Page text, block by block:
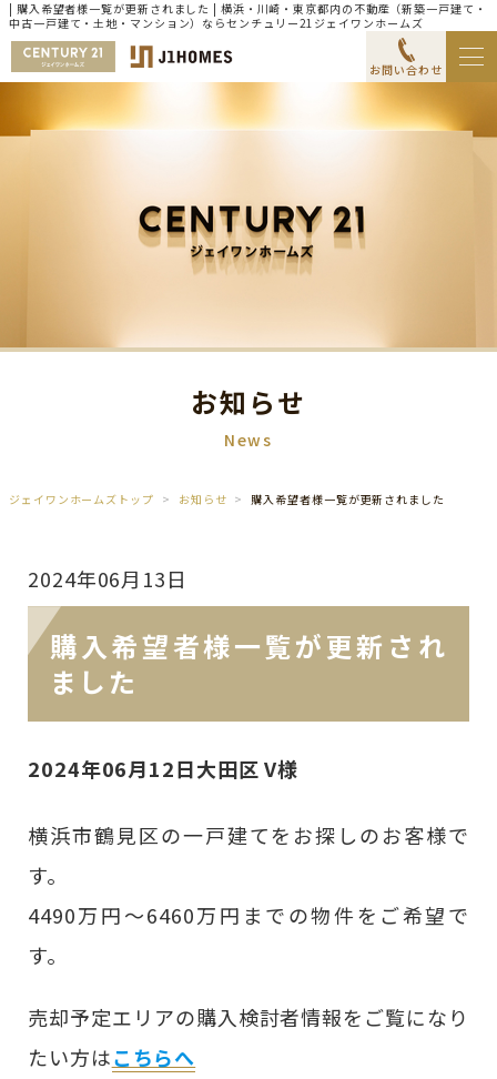
| 購入希望者様一覧が更新されました | 横浜・川崎・東京都内の不動産（新築一戸建て・
中古一戸建て・土地・マンション）ならセンチュリー21ジェイワンホームズ
お問い合わせ
お知らせ
News
ジェイワンホームズトップ お知らせ 購入希望者様一覧が更新されました
2024年06月13日
購入希望者様一覧が更新され
ました
2024年06月12日大田区 V様
横浜市鶴見区の一戸建てをお探しのお客様で
す。
4490万円～6460万円までの物件をご希望で
す。
売却予定エリアの購入検討者情報をご覧になり
たい方はこちらへ